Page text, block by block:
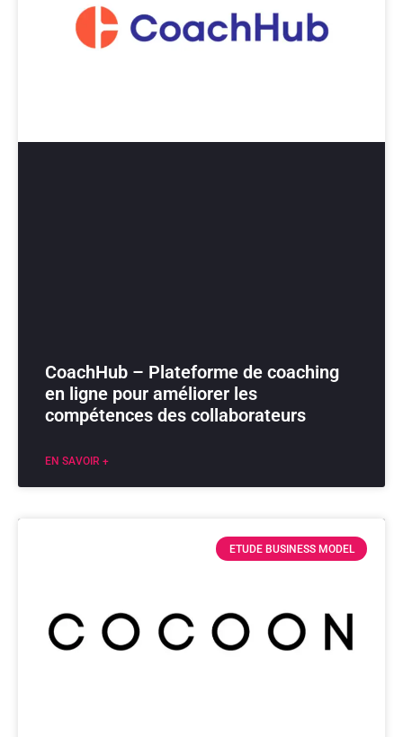
CoachHub – Plateforme de coaching
en ligne pour améliorer les
compétences des collaborateurs
EN SAVOIR +
ETUDE BUSINESS MODEL